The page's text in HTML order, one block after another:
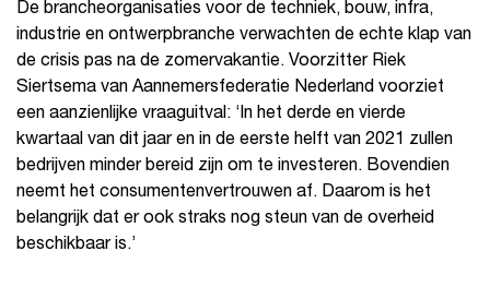
De brancheorganisaties voor de techniek, bouw, infra,
industrie en ontwerpbranche verwachten de echte klap van
de crisis pas na de zomervakantie. Voorzitter Riek
Siertsema van Aannemersfederatie Nederland voorziet
een aanzienlijke vraaguitval: ‘In het derde en vierde
kwartaal van dit jaar en in de eerste helft van 2021 zullen
bedrijven minder bereid zijn om te investeren. Bovendien
neemt het consumentenvertrouwen af. Daarom is het
belangrijk dat er ook straks nog steun van de overheid
beschikbaar is.’